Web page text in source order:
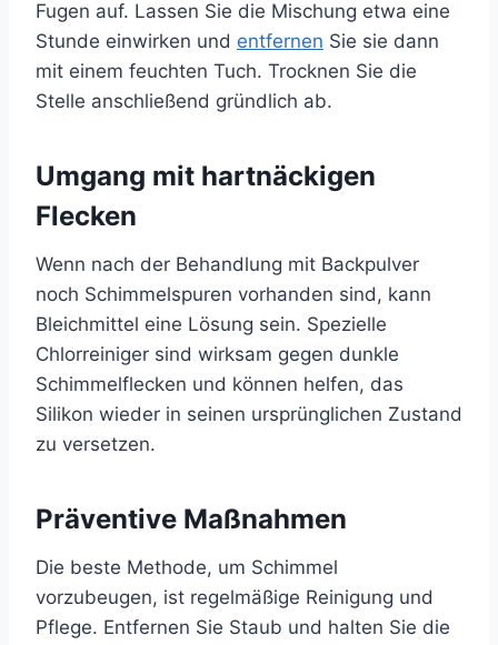
Fugen auf. Lassen Sie die Mischung etwa eine
Stunde einwirken und entfernen Sie sie dann
mit einem feuchten Tuch. Trocknen Sie die
Stelle anschließend gründlich ab.
Umgang mit hartnäckigen
Flecken
Wenn nach der Behandlung mit Backpulver
noch Schimmelspuren vorhanden sind, kann
Bleichmittel eine Lösung sein. Spezielle
Chlorreiniger sind wirksam gegen dunkle
Schimmelflecken und können helfen, das
Silikon wieder in seinen ursprünglichen Zustand
zu versetzen.
Präventive Maßnahmen
Die beste Methode, um Schimmel
vorzubeugen, ist regelmäßige Reinigung und
Pflege. Entfernen Sie Staub und halten Sie die